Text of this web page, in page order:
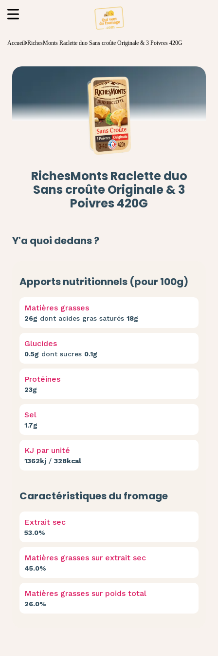
Accueil RichesMonts Raclette duo Sans croûte Originale & 3 Poivres 420G
RichesMonts Raclette duo
Sans croûte Originale & 3
Poivres 420G
Y'a quoi dedans ?
Apports nutritionnels (pour 100g)
Matières grasses
26g dont acides gras saturés 18g
Glucides
0.5g dont sucres 0.1g
Protéines
23g
Sel
1.7g
KJ par unité
1362kj / 328kcal
Caractéristiques du fromage
Extrait sec
53.0%
Matières grasses sur extrait sec
45.0%
Matières grasses sur poids total
26.0%